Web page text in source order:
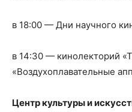
в 18:00 — Дни научного
в 14:30 — кинолекторий
«Воздухоплавательные
Центр культуры и